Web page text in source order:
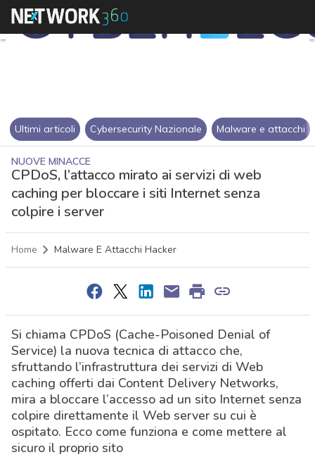
Ultimi articoli Cybersecurity Nazionale Malware e attacchi
NUOVE MINACCE
CPDoS, l’attacco mirato ai servizi di web
caching per bloccare i siti Internet senza
colpire i server
Home Malware E Attacchi Hacker
Si chiama CPDoS (Cache-Poisoned Denial of
Service) la nuova tecnica di attacco che,
sfruttando l’infrastruttura dei servizi di Web
caching offerti dai Content Delivery Networks,
mira a bloccare l’accesso ad un sito Internet senza
colpire direttamente il Web server su cui è
ospitato. Ecco come funziona e come mettere al
sicuro il proprio sito